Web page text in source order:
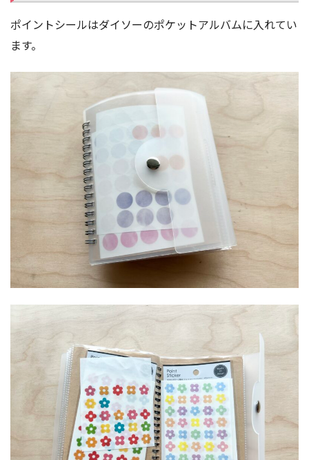
ポイントシールはダイソーのポケットアルバムに入れてい
ます。